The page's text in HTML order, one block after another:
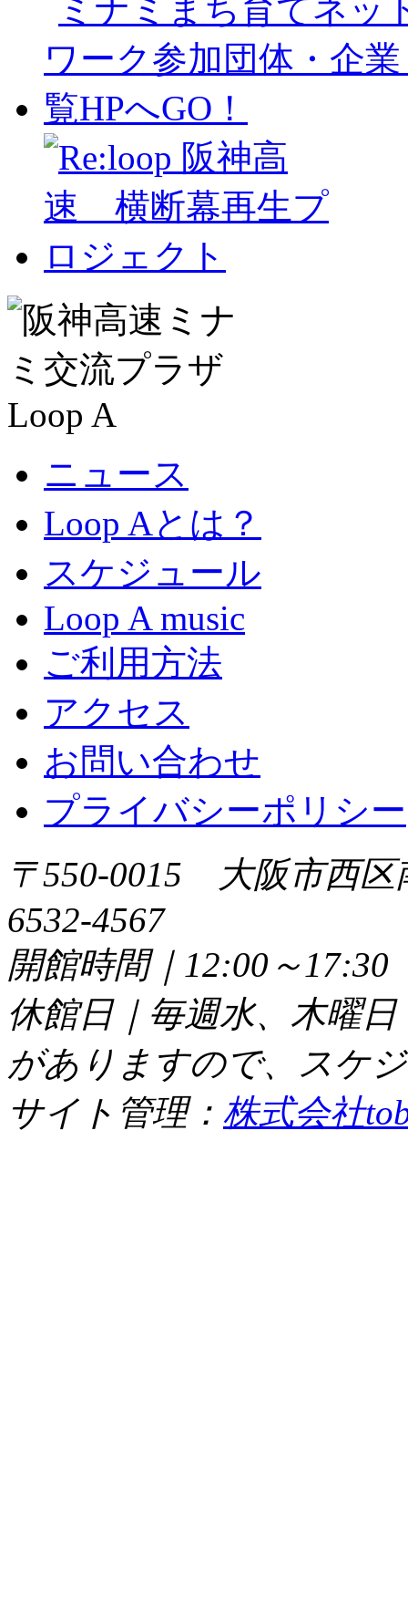
ニュース
Loop Aとは？
スケジュール
Loop A music
ご利用方法
アクセス
お問い合わせ
プライバシーポリシー
〒550-0015 大阪市西
6532-4567
開館時間｜12:00～
休館日｜毎週水、木曜
がありますので、スケ
サイト管理： 株式会社